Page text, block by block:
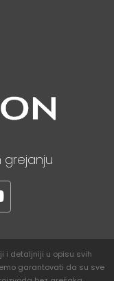
grejanju
i detaljniji u opisu svih
garantovati da su sve